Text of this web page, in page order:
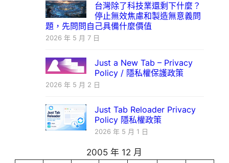
台灣除了科技業還剩下什麼？
停止無效焦慮和製造無意義問
題，先問問自己具備什麼價值
2026 年 5 月 7 日
Just a New Tab – Privacy
Policy / 隱私權保護政策
2026 年 5 月 2 日
Just Tab Reloader Privacy
Policy 隱私權政策
2026 年 5 月 1 日
2005 年 12 月